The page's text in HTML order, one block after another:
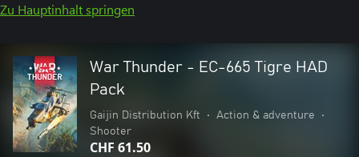
Zu Hauptinhalt springen
War Thunder - EC-665 Tigre HAD
Pack
Gaijin Distribution Kft • Action & adventure
•
Shooter
CHF 61.50